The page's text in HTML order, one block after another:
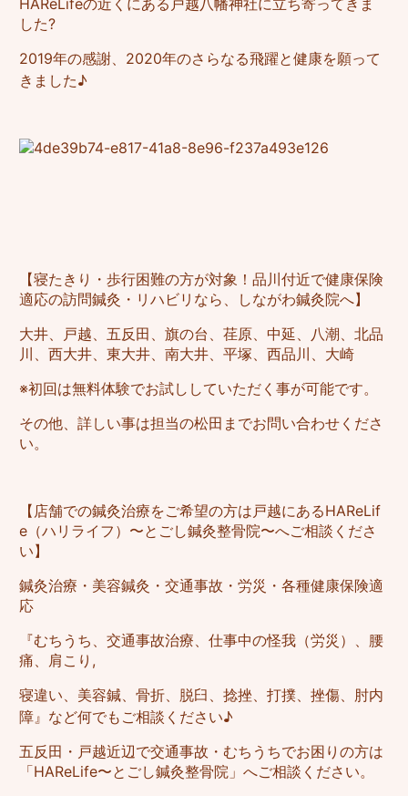
HAReLifeの近くにある戸越八幡神社に立ち寄ってきま
した?
2019年の感謝、2020年のさらなる飛躍と健康を願って
きました♪
【寝たきり・歩行困難の方が対象！品川付近で健康保険
適応の訪問鍼灸・リハビリなら、しながわ鍼灸院へ】
大井、戸越、五反田、旗の台、荏原、中延、八潮、北品
川、西大井、東大井、南大井、平塚、西品川、大崎
※初回は無料体験でお試ししていただく事が可能です。
その他、詳しい事は担当の松田までお問い合わせくださ
い。
【店舗での鍼灸治療をご希望の方は戸越にあるHAReLif
e（ハリライフ）〜とごし鍼灸整骨院〜へご相談くださ
い】
鍼灸治療・美容鍼灸・交通事故・労災・各種健康保険適
応
『むちうち、交通事故治療、仕事中の怪我（労災）、腰
痛、肩こり,
寝違い、美容鍼、骨折、脱臼、捻挫、打撲、挫傷、肘内
障』など何でもご相談ください♪
五反田・戸越近辺で交通事故・むちうちでお困りの方は
「HAReLife〜とごし鍼灸整骨院」へご相談ください。